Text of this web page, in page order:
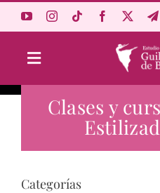
Toggle
Navigation
Clases y
Categorías